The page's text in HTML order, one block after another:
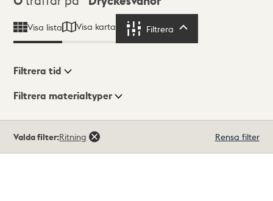
Visa lista Visa karta Filtrera
Visningsläge
Filtrera tid
Filtrera materialtyper
träffar
Valda filter:Ritning Rensa filter